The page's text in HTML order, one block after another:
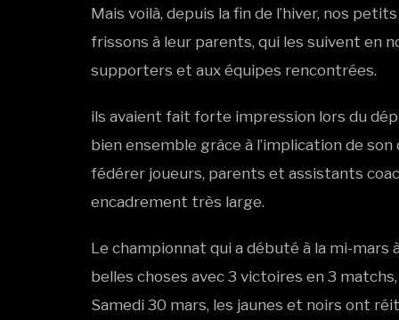
Mais voilà, depuis la fin de l’hiver, nos
frissons à leur parents, qui les suivent en
supporters et aux équipes rencontrées.
ils avaient fait forte impression lors du
bien ensemble grâce à l’implication de
fédérer joueurs, parents et assistants
encadrement très large.
Le championnat qui a débuté à la mi-
belles choses avec 3 victoires en 3
Samedi 30 mars, les jaunes et noirs ont